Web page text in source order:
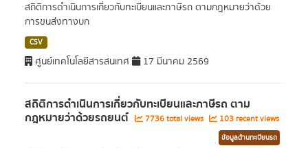
สถิติการดำเนินการเกี่ยวกับทะเบียนและภาษีรถ ตามกฎหมายว่าด้วย
การขนส่งทางบก
CSV
ศูนย์เทคโนโลยีสารสนเทศ 17 มีนาคม 2569
สถิติการดำเนินการเกี่ยวกับทะเบียนและภาษีรถ ตาม
กฎหมายว่าด้วยรถยนต์ 7736 total views 103 recent views
ข้อมูลด้านทะเบียนรถ